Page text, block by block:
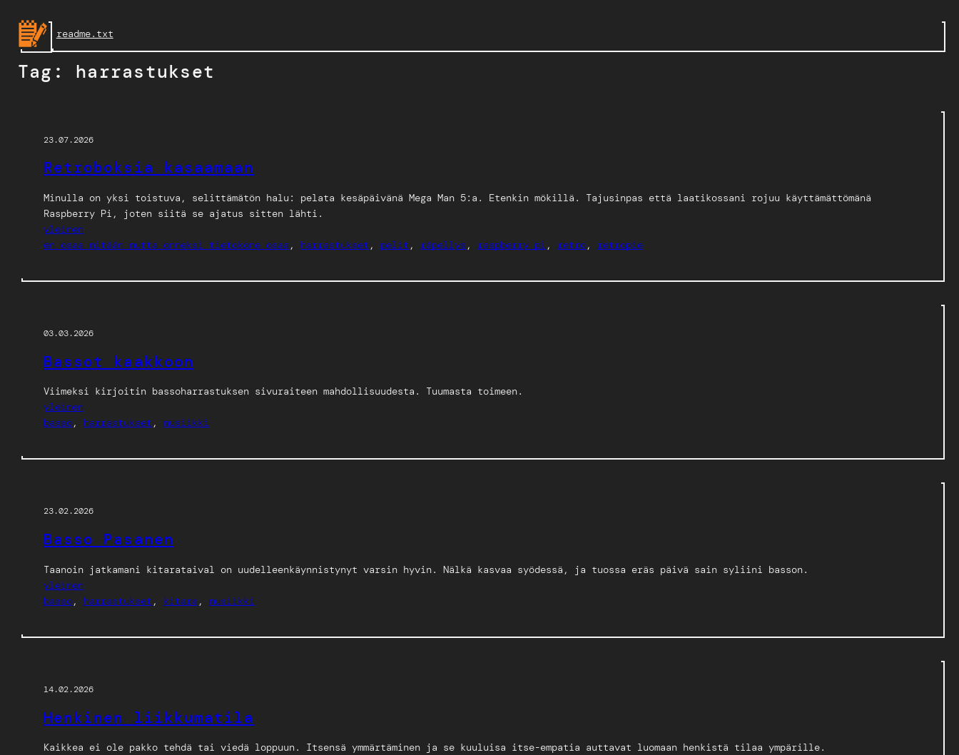
content
readme.txt
Tag: harrastukset
23.07.2026
Retroboksia kasaamaan
Minulla on yksi toistuva, selittämätön halu: pelata kesäpäivänä Mega Man 5:a. Etenkin mökillä. Tajusinpas että laatikossani rojuu käyttämättömänä
Raspberry Pi, joten siitä se ajatus sitten lähti.
yleinen
en osaa mitään mutta onneksi tietokone osaa , harrastukset , pelit , räpellys , raspberry pi , retro, retropie
03.03.2026
Bassot kaakkoon
Viimeksi kirjoitin bassoharrastuksen sivuraiteen mahdollisuudesta. Tuumasta toimeen.
yleinen
basso, harrastukset , musiikki
23.02.2026
Basso Pasanen
Taanoin jatkamani kitarataival on uudelleenkäynnistynyt varsin hyvin. Nälkä kasvaa syödessä, ja tuossa eräs päivä sain syliini basson.
yleinen
basso, harrastukset , kitara , musiikki
14.02.2026
Henkinen liikkumatila
Kaikkea ei ole pakko tehdä tai viedä loppuun. Itsensä ymmärtäminen ja se kuuluisa itse-empatia auttavat luomaan henkistä tilaa ympärille.